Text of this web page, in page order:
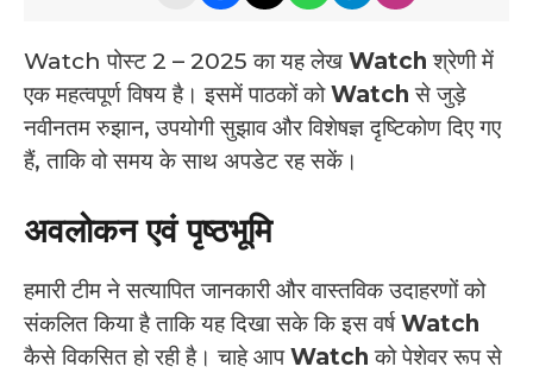
Watch पोस्ट 2 – 2025 का यह लेख Watch श्रेणी में
एक महत्वपूर्ण विषय है। इसमें पाठकों कोWatch से जुड़े
नवीनतम रुझान, उपयोगी सुझाव और विशेषज्ञ दृष्टिकोण दिए गए
हैं, ताकि वो समय के साथ अपडेट रह सकें।
अवलोकन एवं पृष्‍ठभूमि
हमारी टीम ने सत्यापित जानकारी और वास्तविक उदाहरणों को
संकलित किया है ताकि यह दिखा सके कि इस वर्षWatch
कैसे विकसित हो रही है। चाहे आपWatch को पेशेवर रूप से